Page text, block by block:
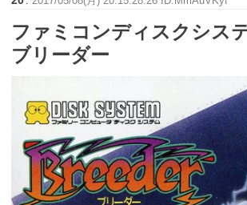
ファミコンディスクシス
ブリーダー